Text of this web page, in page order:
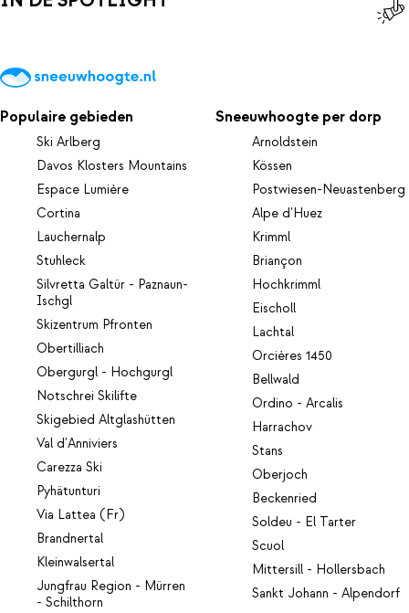
Populaire gebieden
Ski Arlberg
Davos Klosters Mountains
Espace Lumière
Cortina
Lauchernalp
Stuhleck
Silvretta Galtür - Paznaun-
Ischgl
Skizentrum Pfronten
Obertilliach
Obergurgl - Hochgurgl
Notschrei Skilifte
Skigebied Altglashütten
Val d'Anniviers
Carezza Ski
Pyhätunturi
Via Lattea (Fr)
Brandnertal
Kleinwalsertal
Jungfrau Region - Mürren
- Schilthorn
Sneeuwhoogte per dorp
Arnoldstein
Kössen
Postwiesen-Neuastenberg
Alpe d'Huez
Krimml
Briançon
Hochkrimml
Eischoll
Lachtal
Orcières 1450
Bellwald
Ordino - Arcalis
Harrachov
Stans
Oberjoch
Beckenried
Soldeu - El Tarter
Scuol
Mittersill - Hollersbach
Sankt Johann - Alpendorf